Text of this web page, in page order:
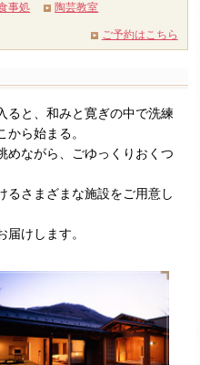
事処
陶芸教室
ご予約はこちら
ると、和みと寛ぎの中で洗練
ら始まる。
めながら、ごゆっくりおくつ
るさまざまな施設をご用意し
けします。